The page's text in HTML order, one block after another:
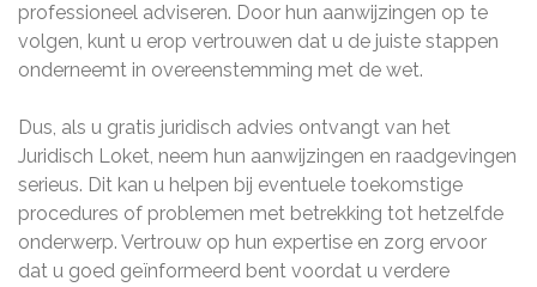
professioneel adviseren. Door hun aanwijzingen op te
volgen, kunt u erop vertrouwen dat u de juiste stappen
onderneemt in overeenstemming met de wet.
Dus, als u gratis juridisch advies ontvangt van het
Juridisch Loket, neem hun aanwijzingen en raadgevingen
serieus. Dit kan u helpen bij eventuele toekomstige
procedures of problemen met betrekking tot hetzelfde
onderwerp. Vertrouw op hun expertise en zorg ervoor
dat u goed geïnformeerd bent voordat u verdere